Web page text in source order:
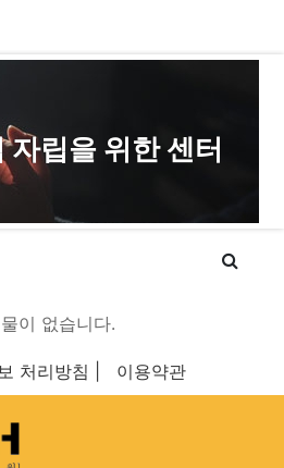
자립을 위한 센터
이 없습니다.
처리방침 | 이용약관